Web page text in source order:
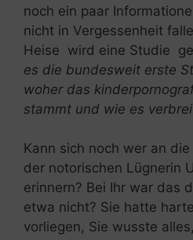
noch ein paar
nicht in Vergessenheit
Heise wird eine Studie
es die bundesweit erste
woher das
stammt und wie es
Kann sich noch wer an
der notorischen Lügnerin
erinnern? Bei Ihr war das
etwa nicht? Sie hatte
vorliegen, Sie wusste